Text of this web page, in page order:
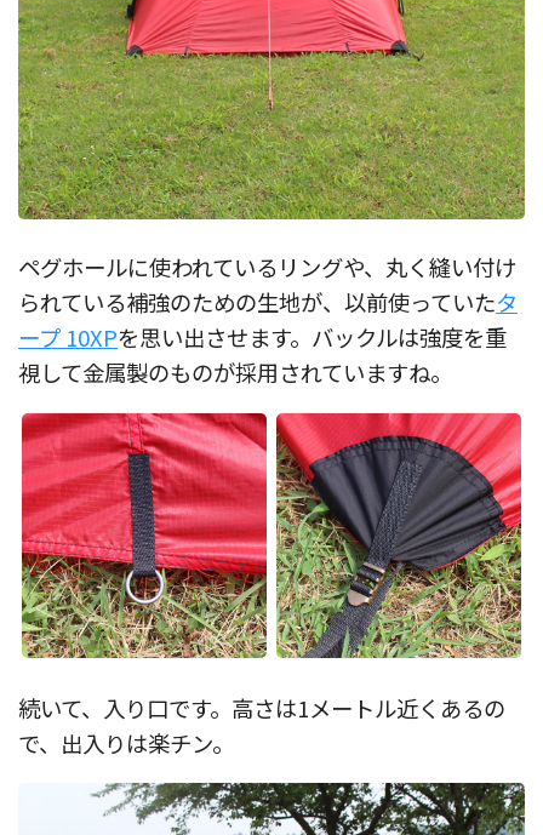
ペグホールに使われているリングや、丸く縫い付け
られている補強のための生地が、以前使っていたタ
ープ 10XPを思い出させます。バックルは強度を重
視して金属製のものが採用されていますね。
続いて、入り口です。高さは1メートル近くあるの
で、出入りは楽チン。